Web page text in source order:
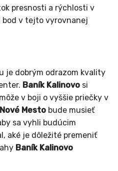
presnosti a rýchlosti v
v tejto vyrovnanej
je dobrým odrazom kvality
Baník Kalinovo si
v boji o vyššie priečky v
Mesto bude musieť
sa vyhli budúcim
aké je dôležité premeniť
Baník Kalinovo